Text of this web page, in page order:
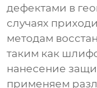
дефектами в
случаях
методам
таким как
нанесение
применяем